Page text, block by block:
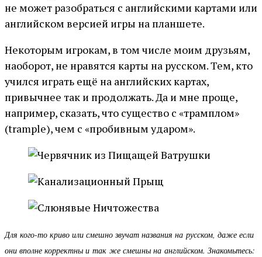
не может разобраться с английскими картами или
английском версией игры на планшете.
Некоторым игрокам, в том числе моим друзьям,
наоборот, не нравятся карты на русском. Тем, кто
учился играть ещё на английских картах,
привычнее так и продолжать. Да и мне проще,
например, сказать, что существо с «трамплом»
(trample), чем с «пробивным ударом».
Для кого-то криво или смешно звучат названия на русском, даже если
они вполне корректны и так же смешны на английском. Знакомьтесь: